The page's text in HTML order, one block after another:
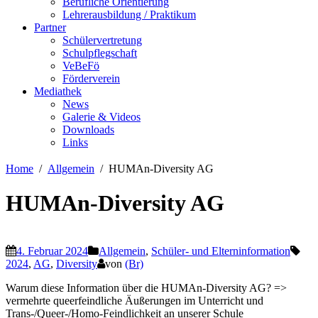
Lehrerausbildung / Praktikum
Partner
Schülervertretung
Schulpflegschaft
VeBeFö
Förderverein
Mediathek
News
Galerie & Videos
Downloads
Links
Home Allgemein HUMAn-Diversity AG
HUMAn-Diversity AG
4. Februar 2024 Allgemein, Schüler- und Elterninformation
2024, AG, Diversity von (Br)
Warum diese Information über die HUMAn-Diversity AG? =>
vermehrte queerfeindliche Äußerungen im Unterricht und
Trans-/Queer-/Homo-Feindlichkeit an unserer Schule